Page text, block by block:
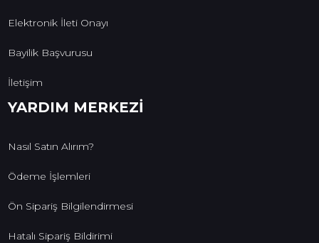
Elektronik İleti Onayı
Bayilik Başvurusu
İletişim
YARDIM MERKEZİ
Nasıl Satın Alırım?
Ödeme İşlemleri
Ön Sipariş Bilgilendirmesi
Hatalı Sipariş Bildirimi